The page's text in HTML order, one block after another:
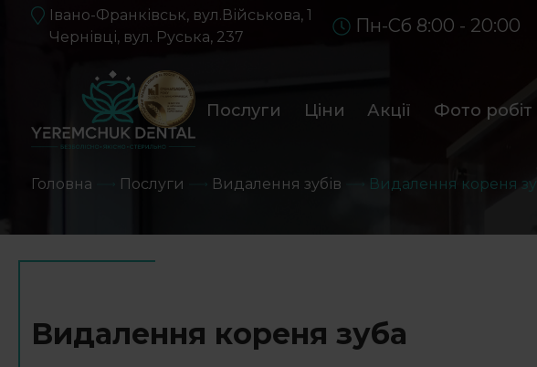
Івано-Франківськ, вул.Військова, 1
Чернівці, вул. Руська, 237
Пн-Сб 8:00 - 20:00
Послуги Ціни Акції Фото робіт
Головна Послуги Видалення зубів Видалення кореня
Видалення кореня зуба